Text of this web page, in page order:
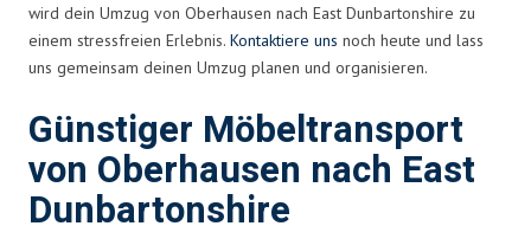
wird dein Umzug von Oberhausen nach East Dunbartonshire zu
einem stressfreien Erlebnis. Kontaktiere uns noch heute und lass
uns gemeinsam deinen Umzug planen und organisieren.
Günstiger Möbeltransport
von Oberhausen nach East
Dunbartonshire